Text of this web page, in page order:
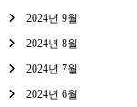
2024년 9월
2024년 8월
2024년 7월
2024년 6월